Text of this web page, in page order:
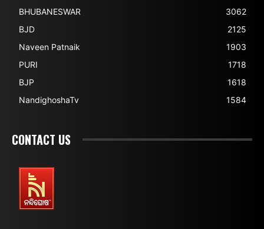
BHUBANESWAR
3062
BJD
2125
Naveen Patnaik
1903
PURI
1718
BJP
1618
NandighoshaTv
1584
CONTACT US